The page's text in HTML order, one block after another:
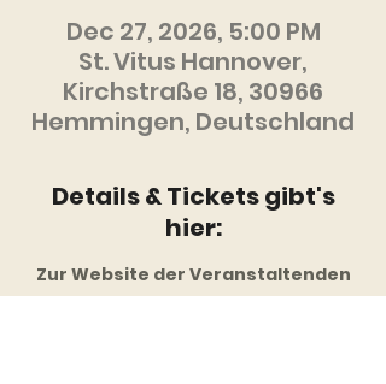
Dec 27, 2026, 5:00 PM
St. Vitus Hannover,
Kirchstraße 18, 30966
Hemmingen, Deutschland
Details & Tickets gibt's
hier:
Zur Website der Veranstaltenden